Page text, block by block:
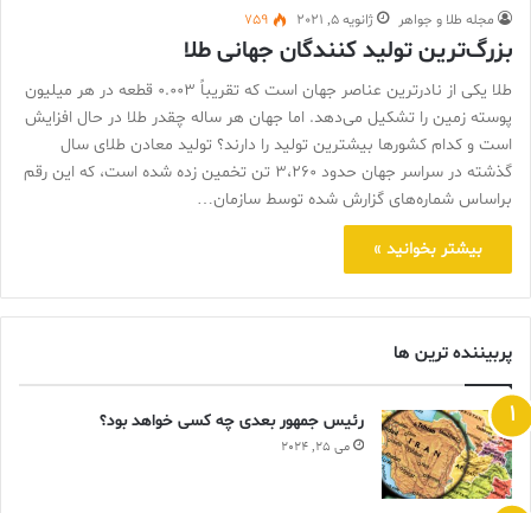
مجله طلا و جواهر ژانویه 5, 2021 759
بزرگ‌ترین تولید کنندگان جهانی طلا
طلا یکی از نادرترین عناصر جهان است که تقریباً 0.003 قطعه در هر میلیون
پوسته زمین را تشکیل می‌دهد. اما جهان هر ساله چقدر طلا در حال افزایش
است و کدام کشورها بیشترین تولید را دارند؟ تولید معادن طلای سال
گذشته در سراسر جهان حدود 3،260 تن تخمین زده شده است، که این رقم
براساس شماره‌های گزارش شده توسط سازمان…
بیشتر بخوانید »
پربیننده ترین ها
رئیس جمهور بعدی چه کسی خواهد بود؟
می 25, 2024